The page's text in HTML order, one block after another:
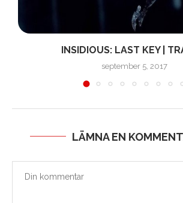
INSIDIOUS: LAST KEY |
september 5, 2017
LÄMNA EN